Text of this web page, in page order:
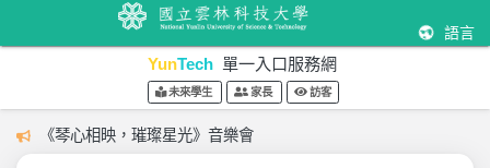
語言
YunTech 單一入口服務網
未來學生 家長 訪客
《琴心相映，璀璨星光》音樂會